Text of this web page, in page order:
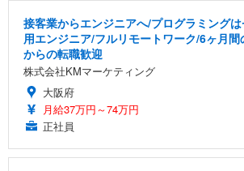
接客業からエンジニアへ/プログラミング
用エンジニア/フルリモートワーク/6ヶ月
からの転職歓迎
株式会社KMマーケティング
大阪府
月給37万円～74万円
正社員